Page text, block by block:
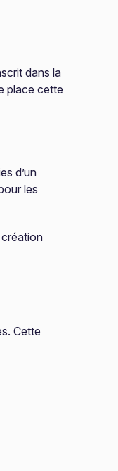
dans la
place cette
d’un
les
Cette